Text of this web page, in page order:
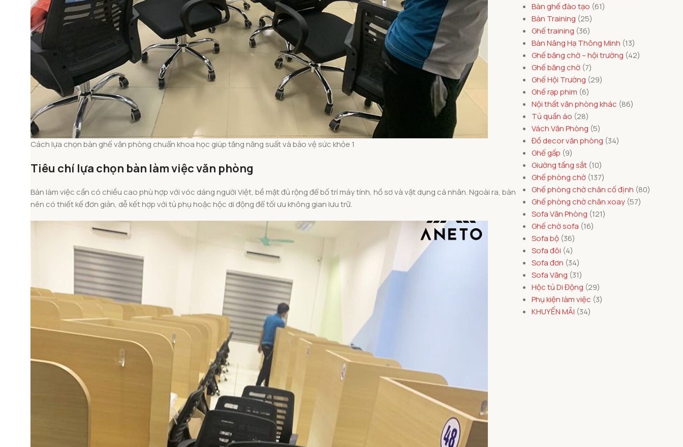
Cách lựa chọn bàn ghế văn phòng chuẩn khoa học giúp tăng năng suất và bảo vệ sức khỏe 1
Tiêu chí lựa chọn bàn làm việc văn phòng
Bàn làm việc cần có chiều cao phù hợp với vóc dáng người Việt, bề mặt đủ rộng để bố trí máy tính, hồ sơ và vật dụng cá nhân. Ngoài ra, bàn
nên có thiết kế đơn giản, dễ kết hợp với tủ phụ hoặc hộc di động để tối ưu không gian lưu trữ.
Bàn ghế đào tạo 61
Bàn Training 25
Ghế training 36
Bàn Nâng Hạ Thông Minh 13
Ghế băng chờ – hội trường 42
Ghế băng chờ 7
Ghế Hội Trường 29
Ghế rạp phim 6
Nội thất văn phòng khác 86
Tủ quần áo 28
Vách Văn Phòng 5
Đồ decor văn phòng 34
Ghế gấp 9
Giường tầng sắt 10
Ghế phòng chờ 137
Ghế phòng chờ chân cố định 80
Ghế phòng chờ chân xoay 57
Sofa Văn Phòng 121
Ghế chờ sofa 16
Sofa bộ 36
Sofa đôi 4
Sofa đơn 34
Sofa Văng 31
Hộc tủ Di Động 29
Phụ kiện làm việc 3
KHUYẾN MÃI 34